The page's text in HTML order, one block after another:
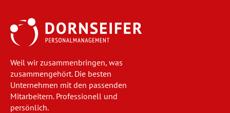
Weil wir zusammenbringen, was
zusammengehört. Die besten
Unternehmen mit den passenden
Mitarbeitern. Professionell und
persönlich.